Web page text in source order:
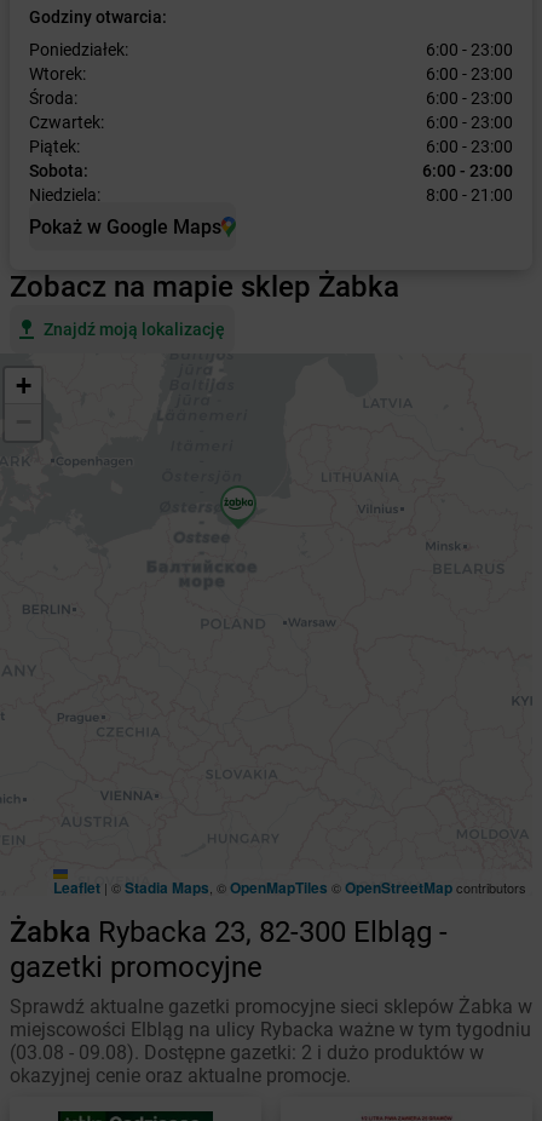
Godziny otwarcia:
Poniedziałek:
6:00 - 23:00
Wtorek:
6:00 - 23:00
Środa:
6:00 - 23:00
Czwartek:
6:00 - 23:00
Piątek:
6:00 - 23:00
Sobota:
6:00 - 23:00
Niedziela:
8:00 - 21:00
Pokaż w Google Maps
Zobacz na mapie sklep Żabka
Znajdź moją lokalizację
+
Leaflet | ©Stadia Maps , ©OpenMapTiles ©OpenStreetMapcontributors
Żabka Rybacka 23, 82-300 Elbląg -
gazetki promocyjne
Sprawdź aktualne gazetki promocyjne sieci sklepów Żabka w
miejscowości Elbląg na ulicy Rybacka ważne w tym tygodniu
(03.08 - 09.08). Dostępne gazetki: 2 i dużo produktów w
okazyjnej cenie oraz aktualne promocje.